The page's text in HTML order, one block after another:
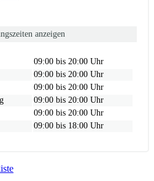
anzeigen
09:00 bis 20:00 Uhr
09:00 bis 20:00 Uhr
09:00 bis 20:00 Uhr
09:00 bis 20:00 Uhr
09:00 bis 20:00 Uhr
09:00 bis 18:00 Uhr